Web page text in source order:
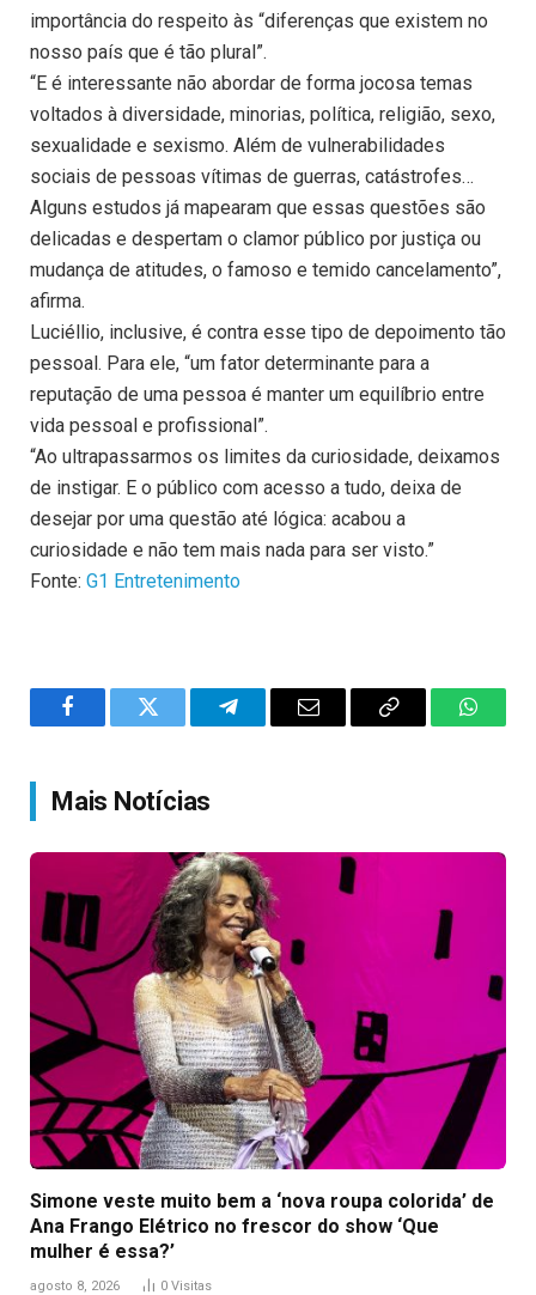
importância do respeito às “diferenças que existem no
nosso país que é tão plural”.
“E é interessante não abordar de forma jocosa temas
voltados à diversidade, minorias, política, religião, sexo,
sexualidade e sexismo. Além de vulnerabilidades
sociais de pessoas vítimas de guerras, catástrofes…
Alguns estudos já mapearam que essas questões são
delicadas e despertam o clamor público por justiça ou
mudança de atitudes, o famoso e temido cancelamento”,
afirma.
Luciéllio, inclusive, é contra esse tipo de depoimento tão
pessoal. Para ele, “um fator determinante para a
reputação de uma pessoa é manter um equilíbrio entre
vida pessoal e profissional”.
“Ao ultrapassarmos os limites da curiosidade, deixamos
de instigar. E o público com acesso a tudo, deixa de
desejar por uma questão até lógica: acabou a
curiosidade e não tem mais nada para ser visto.”
Fonte: G1 Entretenimento
FacebookTwitter TelegramEmail
Copy
Mais Notícias
Simone veste muito bem a ‘nova roupa colorida’ de
Ana Frango Elétrico no frescor do show ‘Que
mulher é essa?’
agosto 8, 2026 0 Visitas